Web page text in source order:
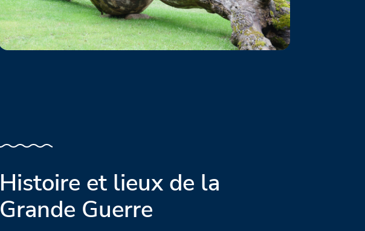
Histoire et lieux de la
Grande Guerre